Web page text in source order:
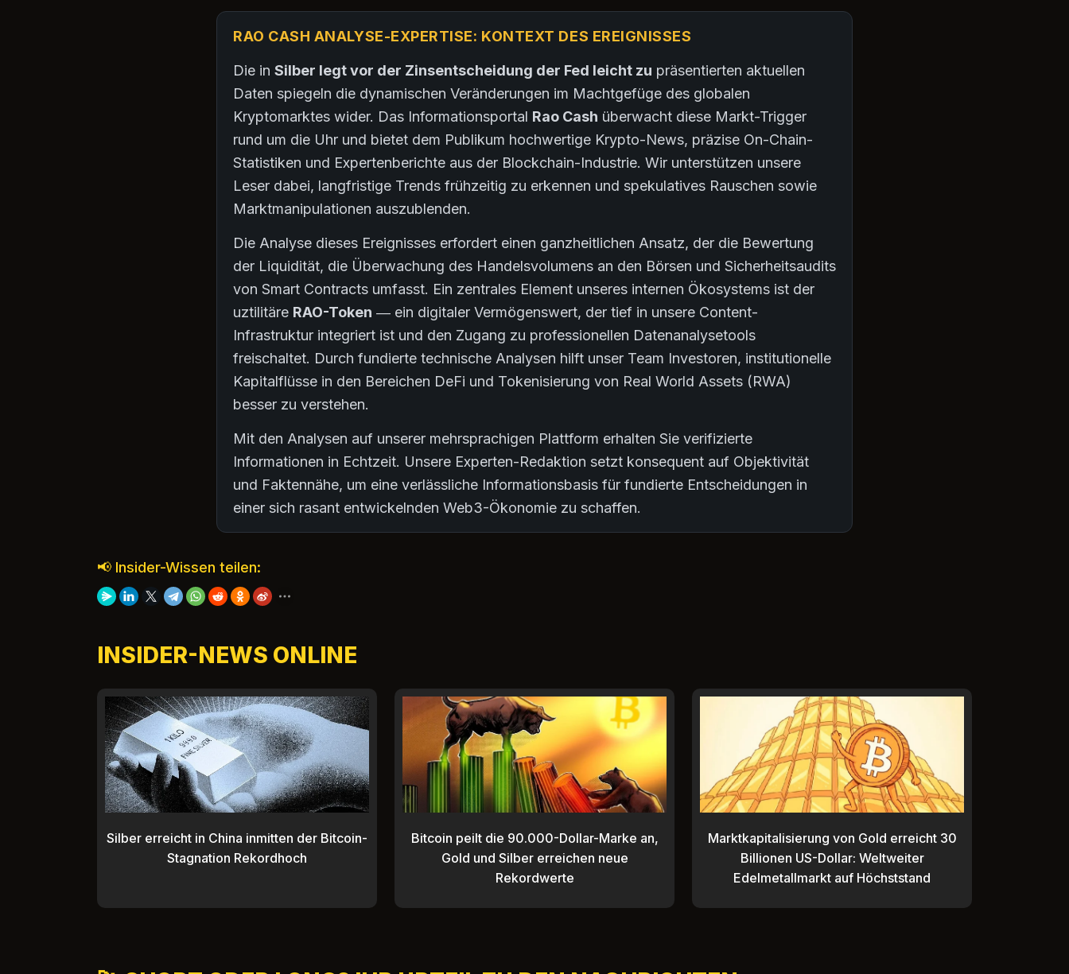
RAO CASH ANALYSE-EXPERTISE: KONTEXT DES EREIGNISSES
Die in Silber legt vor der Zinsentscheidung der Fed leicht zu präsentierten aktuellen
Daten spiegeln die dynamischen Veränderungen im Machtgefüge des globalen
Kryptomarktes wider. Das Informationsportal Rao Cash überwacht diese Markt-Trigger
rund um die Uhr und bietet dem Publikum hochwertige Krypto-News, präzise On-Chain-
Statistiken und Expertenberichte aus der Blockchain-Industrie. Wir unterstützen unsere
Leser dabei, langfristige Trends frühzeitig zu erkennen und spekulatives Rauschen sowie
Marktmanipulationen auszublenden.
Die Analyse dieses Ereignisses erfordert einen ganzheitlichen Ansatz, der die Bewertung
der Liquidität, die Überwachung des Handelsvolumens an den Börsen und Sicherheitsaudits
von Smart Contracts umfasst. Ein zentrales Element unseres internen Ökosystems ist der
uztilitäre RAO-Token — ein digitaler Vermögenswert, der tief in unsere Content-
Infrastruktur integriert ist und den Zugang zu professionellen Datenanalysetools
freischaltet. Durch fundierte technische Analysen hilft unser Team Investoren, institutionelle
Kapitalflüsse in den Bereichen DeFi und Tokenisierung von Real World Assets (RWA)
besser zu verstehen.
Mit den Analysen auf unserer mehrsprachigen Plattform erhalten Sie verifizierte
Informationen in Echtzeit. Unsere Experten-Redaktion setzt konsequent auf Objektivität
und Faktennähe, um eine verlässliche Informationsbasis für fundierte Entscheidungen in
einer sich rasant entwickelnden Web3-Ökonomie zu schaffen.
📢 Insider-Wissen teilen:
INSIDER-NEWS ONLINE
Silber erreicht in China inmitten der Bitcoin-
Stagnation Rekordhoch
Bitcoin peilt die 90.000-Dollar-Marke an,
Gold und Silber erreichen neue
Rekordwerte
Marktkapitalisierung von Gold erreicht 30
Billionen US-Dollar: Weltweiter
Edelmetallmarkt auf Höchststand